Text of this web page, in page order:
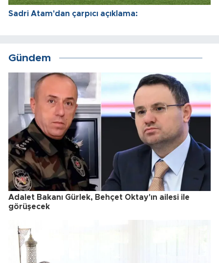
Sadri Atam'dan çarpıcı açıklama:
Gündem
Adalet Bakanı Gürlek, Behçet Oktay'ın ailesi ile
görüşecek